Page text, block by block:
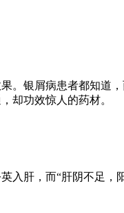
。银屑病患者都知道
却功效惊人的药材。
入肝，而“肝阴不足，